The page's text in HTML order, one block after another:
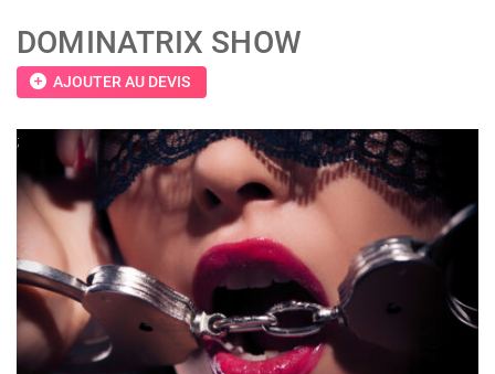
DOMINATRIX SHOW
add_circle AJOUTER AU DEVIS
;